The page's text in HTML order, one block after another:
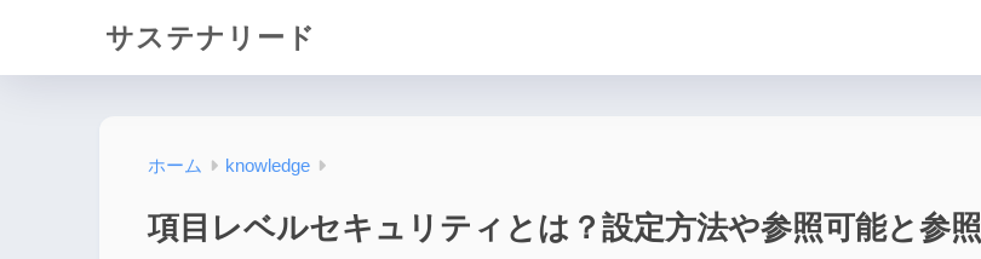
サステナリード
ホーム knowledge
項目レベルセキュリティとは？設定方法や参照可能と参照